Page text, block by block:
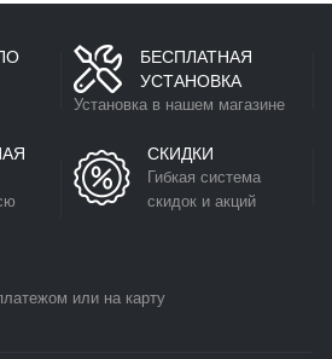
БЕСПЛАТНАЯ
УСТАНОВКА
Установка в нашем магазине
СКИДКИ
Гибкая система
скидок и акций
или на карту